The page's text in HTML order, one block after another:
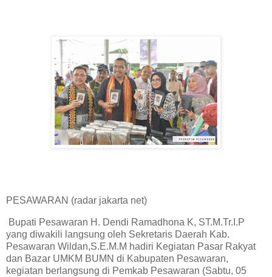
PESAWARAN (radar jakarta net)
Bupati Pesawaran H. Dendi Ramadhona K, ST.M.Tr.I.P
yang diwakili langsung oleh Sekretaris Daerah Kab.
Pesawaran Wildan,S.E.M.M hadiri Kegiatan Pasar Rakyat
dan Bazar UMKM BUMN di Kabupaten Pesawaran,
kegiatan berlangsung di Pemkab Pesawaran (Sabtu, 05